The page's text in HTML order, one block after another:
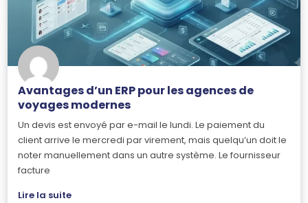
Avantages d’un ERP pour les agences de
voyages modernes
Un devis est envoyé par e-mail le lundi. Le paiement du
client arrive le mercredi par virement, mais quelqu’un doit le
noter manuellement dans un autre système. Le fournisseur
facture
Lire la suite